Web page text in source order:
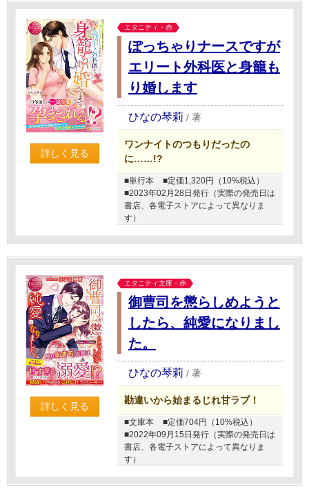
詳しく見る
エタニティ・赤
ぽっちゃりナースですが
エリート外科医と身籠も
り婚します
ひなの琴莉 / 著
ワンナイトのつもりだったの
に……!?
■単行本
■定価1,320円（10%税込）
■2023年02月28日発行（実際の発売日は
書店、各電子ストアによって異なりま
す）
詳しく見る
エタニティ文庫・赤
御曹司を懲らしめようと
したら、純愛になりまし
た。
ひなの琴莉 / 著
勘違いから始まるじれ甘ラブ！
■文庫本
■定価704円（10%税込）
■2022年09月15日発行（実際の発売日は
書店、各電子ストアによって異なりま
す）